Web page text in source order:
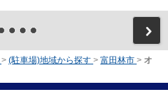
> (駐車場)地域から探す > 富田林市 > オ